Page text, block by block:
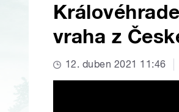
vraha z
12. duben 2021 11:46